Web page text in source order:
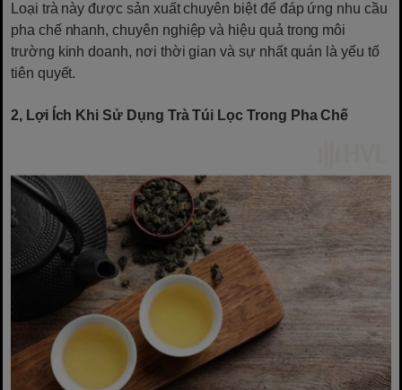
Loại trà này được sản xuất chuyên biệt để đáp ứng nhu cầu
pha chế nhanh, chuyên nghiệp và hiệu quả trong môi
trường kinh doanh, nơi thời gian và sự nhất quán là yếu tố
tiên quyết.
2, Lợi Ích Khi Sử Dụng Trà Túi Lọc Trong Pha Chế